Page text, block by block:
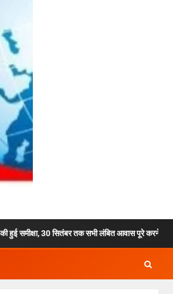
सितंबर तक सभी लंबित आवास पूरे करने के निर्देश, 6,464